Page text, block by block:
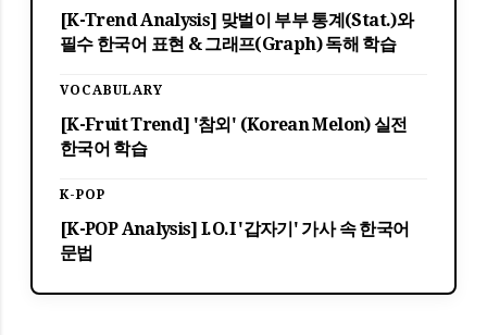
[K-Trend Analysis] 맞벌이 부부 통계(Stat.)와
필수 한국어 표현 & 그래프(Graph) 독해 학습
VOCABULARY
[K-Fruit Trend] '참외' (Korean Melon) 실전
한국어 학습
K-POP
[K-POP Analysis] I.O.I '갑자기' 가사 속 한국어
문법